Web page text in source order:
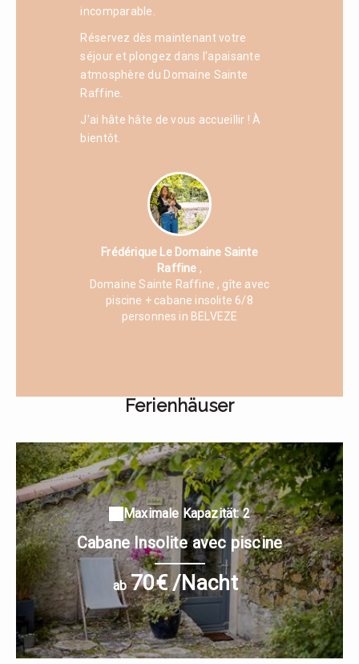
incomparable.
Réservez dès maintenant votre
séjour et plongez dans l'apaisante
atmosphère du Domaine Sainte
Raffine.
J'ai hâte hâte de vous accueillir ! À
bientôt.
Frédérique Le Domaine Sainte
Raffine ,
Domaine Sainte Raffine , gîte avec
piscine + cabane insolite 6/8
personnes in BELVEZE
Ferienhäuser
Maximale Kapazität: 2
Cabane Insolite avec piscine
ab70€ /Nacht